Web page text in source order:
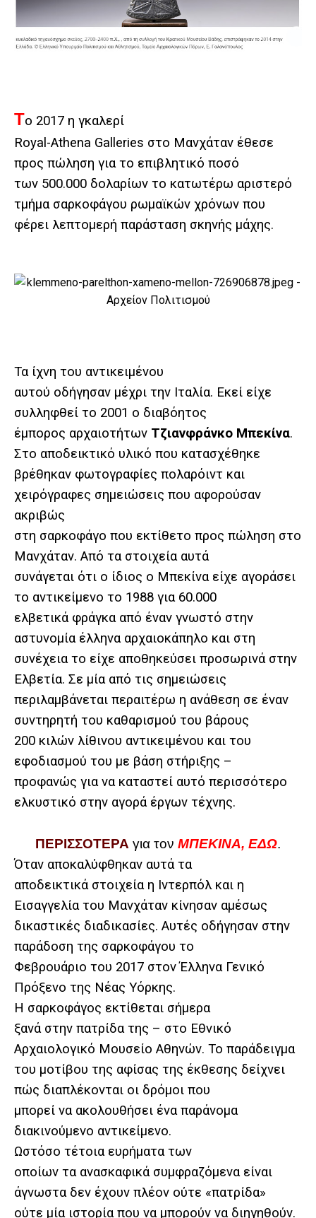
Το 2017 η γκαλερί
Royal-Athena Galleries στο Μανχάταν έθεσε
προς πώληση για το επιβλητικό ποσό
των 500.000 δολαρίων το κατωτέρω αριστερό
τμήμα σαρκοφάγου ρωμαϊκών χρόνων που
φέρει λεπτομερή παράσταση σκηνής μάχης.
Τα ίχνη του αντικειμένου
αυτού οδήγησαν μέχρι την Ιταλία. Εκεί είχε
συλληφθεί το 2001 ο διαβόητος
έμπορος αρχαιοτήτων Τζιανφράνκο Μπεκίνα.
Στο αποδεικτικό υλικό που κατασχέθηκε
βρέθηκαν φωτογραφίες πολαρόιντ και
χειρόγραφες σημειώσεις που αφορούσαν
ακριβώς
στη σαρκοφάγο που εκτίθετο προς πώληση στο
Μανχάταν. Από τα στοιχεία αυτά
συνάγεται ότι ο ίδιος ο Μπεκίνα είχε αγοράσει
το αντικείμενο το 1988 για 60.000
ελβετικά φράγκα από έναν γνωστό στην
αστυνομία έλληνα αρχαιοκάπηλο και στη
συνέχεια το είχε αποθηκεύσει προσωρινά στην
Ελβετία. Σε μία από τις σημειώσεις
περιλαμβάνεται περαιτέρω η ανάθεση σε έναν
συντηρητή του καθαρισμού του βάρους
200 κιλών λίθινου αντικειμένου και του
εφοδιασμού του με βάση στήριξης –
προφανώς για να καταστεί αυτό περισσότερο
ελκυστικό στην αγορά έργων τέχνης.
ΠΕΡΙΣΣΟΤΕΡΑ για τον ΜΠΕΚΙΝΑ, ΕΔΩ.
Όταν αποκαλύφθηκαν αυτά τα
αποδεικτικά στοιχεία η Ιντερπόλ και η
Εισαγγελία του Μανχάταν κίνησαν αμέσως
δικαστικές διαδικασίες. Αυτές οδήγησαν στην
παράδοση της σαρκοφάγου το
Φεβρουάριο του 2017 στον Έλληνα Γενικό
Πρόξενο της Νέας Υόρκης.
Η σαρκοφάγος εκτίθεται σήμερα
ξανά στην πατρίδα της – στο Εθνικό
Αρχαιολογικό Μουσείο Αθηνών. Το παράδειγμα
του μοτίβου της αφίσας της έκθεσης δείχνει
πώς διαπλέκονται οι δρόμοι που
μπορεί να ακολουθήσει ένα παράνομα
διακινούμενο αντικείμενο.
Ωστόσο τέτοια ευρήματα των
οποίων τα ανασκαφικά συμφραζόμενα είναι
άγνωστα δεν έχουν πλέον ούτε «πατρίδα»
ούτε μία ιστορία που να μπορούν να διηγηθούν.